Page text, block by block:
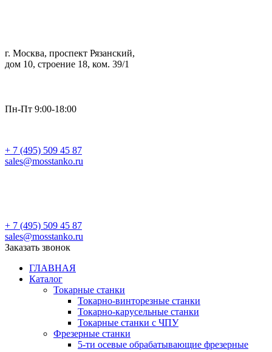
г. Москва, проспект Рязанский,
дом 10, строение 18, ком. 39/1
Пн-Пт 9:00-18:00
+ 7 (495) 509 45 87
sales@mosstanko.ru
+ 7 (495) 509 45 87
sales@mosstanko.ru
Заказать звонок
ГЛАВНАЯ
Каталог
Токарные станки
Токарно-винторезные станки
Токарно-карусельные станки
Токарные станки с ЧПУ
Фрезерные станки
5-ти осевые обрабатывающие фрезерные